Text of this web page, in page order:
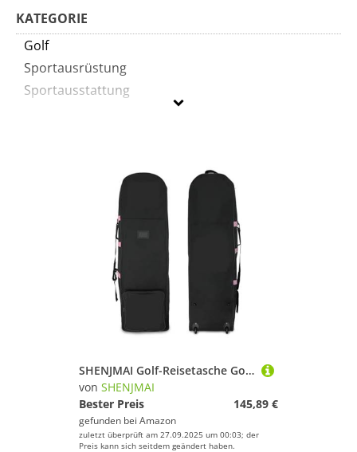
KATEGORIE
Golf
Sportausrüstung
Sportausstattung
SHENJMAI Golf-Reisetasche Golf-Reisetasche mit Rädern, große Kapazität, Golfschlägertaschen doppeltem Reißverschluss, Faltbare, leichte Golf-Luftfahrttasche(Pink)
von SHENJMAI
Bester Preis
145,89 €
gefunden bei Amazon
zuletzt überprüft am 27.09.2025 um 00:03; der
Preis kann sich seitdem geändert haben.